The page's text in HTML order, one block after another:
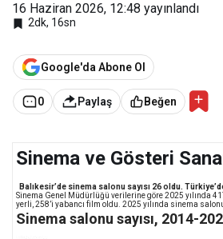
16 Haziran 2026, 12:48 yayınlandı
2dk, 16sn
Google'da Abone Ol
0 Paylaş Beğen
Sinema ve Gösteri
Balıkesir’de sinema salonu sayısı 26 oldu.
Sinema Genel Müdürlüğü verilerine göre 2025 yılında
yerli, 258’i yabancı film oldu. 2025 yılında sinema
Sinema salonu sayısı, 2014-